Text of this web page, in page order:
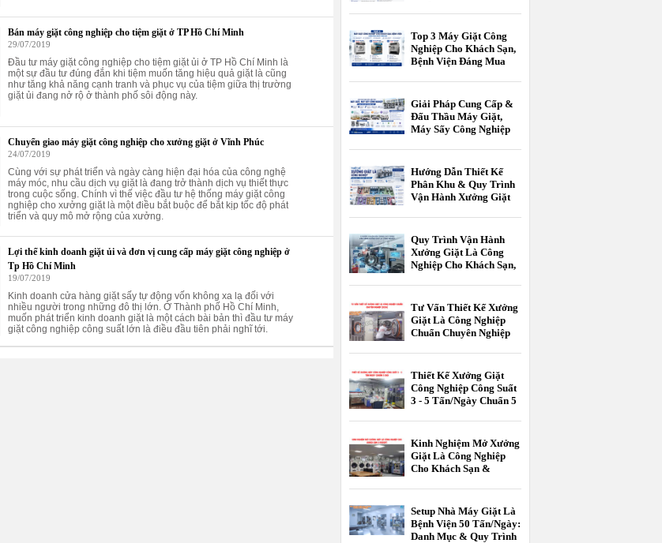
Bán máy giặt công nghiệp cho tiệm giặt ở TP Hồ Chí Minh
29/07/2019
Đầu tư máy giặt công nghiệp cho tiệm giặt ủi ở TP Hồ Chí Minh là
một sự đầu tư đúng đắn khi tiệm muốn tăng hiệu quả giặt là cũng
như tăng khả năng cạnh tranh và phục vụ của tiệm giữa thị trường
giặt ủi đang nở rộ ở thành phố sôi động này.
Chuyển giao máy giặt công nghiệp cho xưởng giặt ở Vĩnh Phúc
24/07/2019
Cùng với sự phát triển và ngày càng hiện đại hóa của công nghệ
máy móc, nhu cầu dịch vụ giặt là đang trở thành dịch vụ thiết thực
trong cuộc sống. Chính vì thế việc đầu tư hệ thống máy giặt công
nghiệp cho xưởng giặt là một điều bắt buộc để bắt kịp tốc độ phát
triển và quy mô mở rộng của xưởng.
Lợi thế kinh doanh giặt ủi và đơn vị cung cấp máy giặt công nghiệp ở
Tp Hồ Chí Minh
19/07/2019
Kinh doanh cửa hàng giặt sấy tự động vốn không xa lạ đối với
nhiều người trong những đô thị lớn. Ở Thành phố Hồ Chí Minh,
muốn phát triển kinh doanh giặt là một cách bài bản thì đầu tư máy
giặt công nghiệp công suất lớn là điều đầu tiên phải nghĩ tới.
Top 3 Máy Giặt Công
Nghiệp Cho Khách Sạn,
Bệnh Viện Đáng Mua
Giải Pháp Cung Cấp &
Đấu Thầu Máy Giặt,
Máy Sấy Công Nghiệp
Học
Hướng Dẫn Thiết Kế
Phân Khu & Quy Trình
Vận Hành Xưởng Giặt
Quy Trình Vận Hành
Xưởng Giặt Là Công
Nghiệp Cho Khách Sạn,
Tư Vấn Thiết Kế Xưởng
Giặt Là Công Nghiệp
Chuẩn Chuyên Nghiệp
Thiết Kế Xưởng Giặt
Công Nghiệp Công Suất
3 - 5 Tấn/Ngày Chuẩn 5
Kinh Nghiệm Mở Xưởng
Giặt Là Công Nghiệp
Cho Khách Sạn &
Setup Nhà Máy Giặt Là
Bệnh Viện 50 Tấn/Ngày:
Danh Mục & Quy Trình